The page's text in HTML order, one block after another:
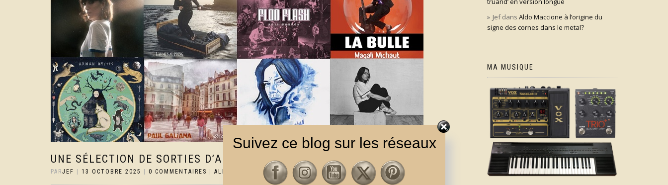
UNE SÉLECTION DE SORTIES D’ALBUMS FRANÇAIS
PARJEF 13 OCTOBRE 2025 0 COMMENTAIRES ALBUMS FRANCAIS
Jefdans Aldo Maccione à l’origine du
signe des cornes dans le metal?
MA MUSIQUE
Suivez ce blog sur les réseaux